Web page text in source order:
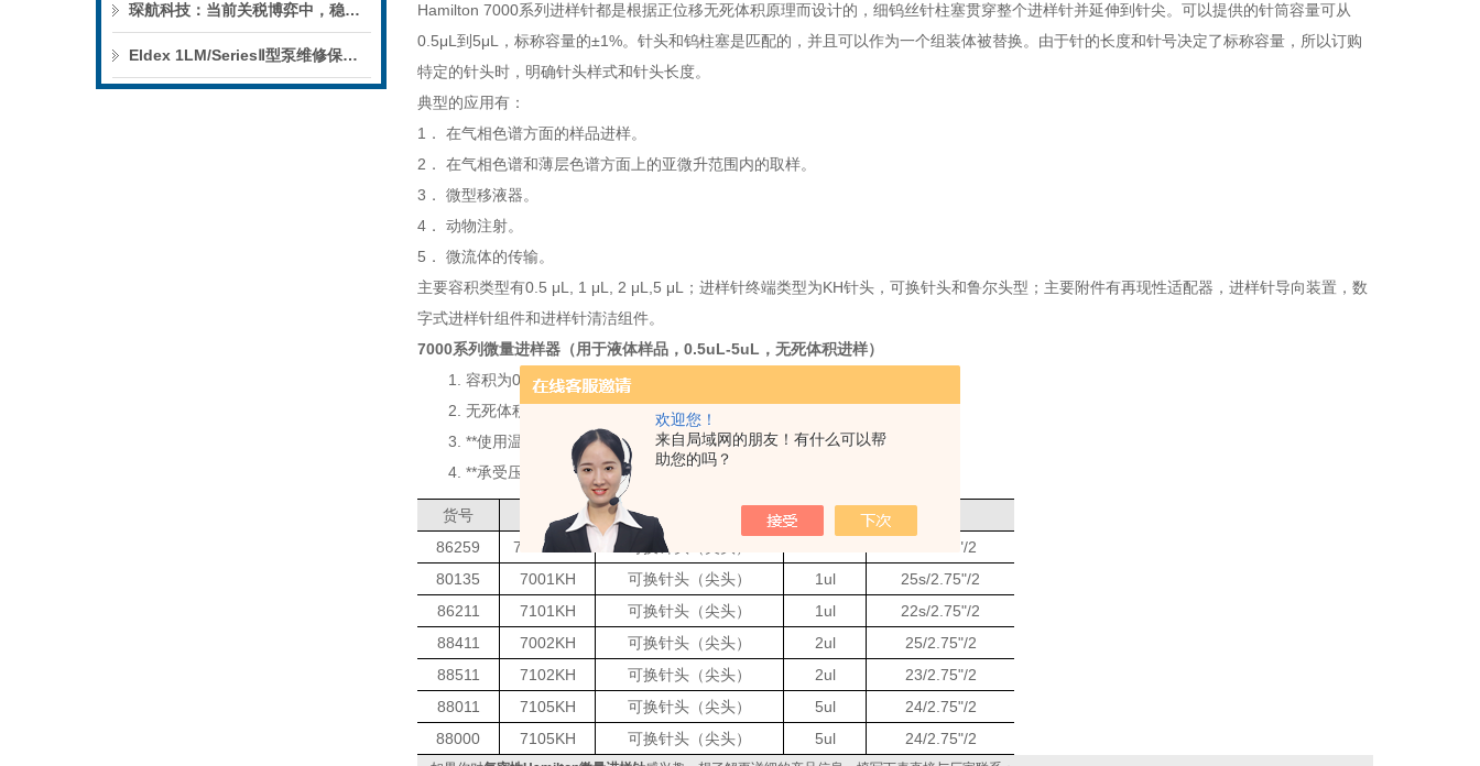
欢迎您！
来自局域网的朋友！有什么可以帮
助您的吗？
琛航科技：当前关税博弈中，稳定的货源可解您燃眉之急
Eldex 1LM/SeriesⅡ型泵维修保养服务
Hamilton 7000系列进样针都是根据正位移无死体积原理而设计的，细钨丝针柱塞贯穿整个进样针并延伸到针尖。可以提供的针筒容量可从
0.5μL 到 5μL ，标称容量的±1%。针头和钨柱塞是匹配的，并且可以作为一个组装体被替换。由于针的长度和针号决定了标称容量，所以订购
特定的针头时，明确针头样式和针头长度。
典型的应用有：
1 ． 在气相色谱方面的样品进样。
2 ． 在气相色谱和薄层色谱方面上的亚微升范围内的取样。
3 ． 微型移液器。
4 ． 动物注射。
5 ． 微流体的传输。
主要容积类型有0.5 μL, 1 μL, 2 μL,5 μL ；进样针终端类型为KH针头，可换针头和鲁尔头型；主要附件有再现性适配器，进样针导向装置，数
字式进样针组件和进样针清洁组件。
7000系列微量进样器（用于液体样品， 0.5uL-5uL ，无死体积进样）
1. 容积为0.5uL-5uL，适用于液体样品
2. 无死体积进样，部件可换
3. **使用温度
℃
4. **承受压力 0.6MPa（6bar
货号
86259
7000.5KH 可换针头（尖头）
25/2.75"/2
80135
7001KH 可换针头（尖头） 1ul
25s/2.75"/2
86211
7101KH 可换针头（尖头） 1ul
22s/2.75"/2
88411
7002KH 可换针头（尖头） 2ul
25/2.75"/2
88511
7102KH 可换针头（尖头） 2ul
23/2.75"/2
88011
7105KH 可换针头（尖头） 5ul
24/2.75"/2
88000
7105KH 可换针头（尖头） 5ul 24/2.75"/2